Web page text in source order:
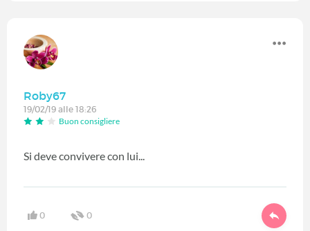
Roby67
19/02/19 alle 18:26
Buon consigliere
Si deve convivere con lui...
0 0